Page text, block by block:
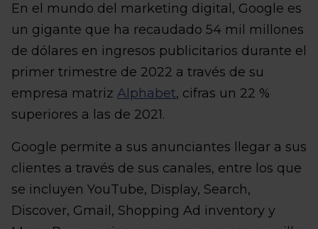
En el mundo del marketing digital, Google es
un gigante que ha recaudado 54 mil millones
de dólares en ingresos publicitarios durante el
primer trimestre de 2022 a través de su
empresa matriz Alphabet, cifras un 22 %
superiores a las de 2021.
Google permite a sus anunciantes llegar a sus
clientes a través de sus canales, entre los que
se incluyen YouTube, Display, Search,
Discover, Gmail, Shopping Ad inventory y